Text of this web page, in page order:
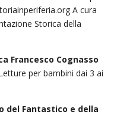
A cura
Storica della
Francesco Cognasso
per bambini dai 3 ai
del Fantastico e della